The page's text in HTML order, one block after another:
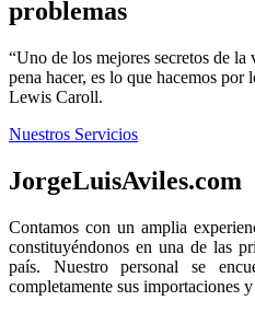
problemas
“Uno de los mejores secretos de
pena hacer, es lo que hacemos por
Lewis Caroll.
Nuestros Servicios
JorgeLuisAviles.com
Contamos con un amplia
constituyéndonos en una de las
país. Nuestro personal se
completamente sus importaciones